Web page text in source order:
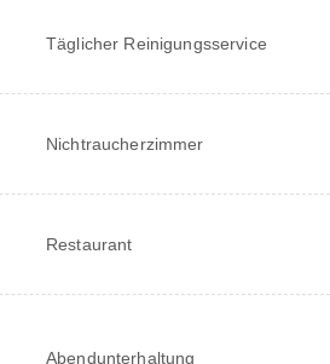
Täglicher Reinigungsservice
Nichtraucherzimmer
Restaurant
Abendunterhaltung